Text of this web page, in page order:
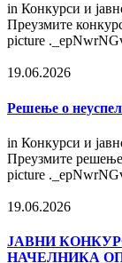
in Конкурси и
Преузмите
picture
19.06.2026
Решење о
in Конкурси и
Преузмите
picture
19.06.2026
ЈАВНИ
НАЧЕЛНИКА